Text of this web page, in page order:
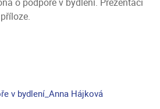
v bydlení_Anna Hájková